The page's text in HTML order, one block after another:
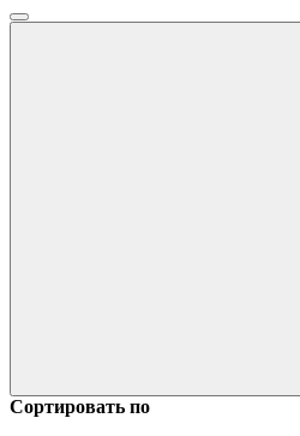
Сортировать по